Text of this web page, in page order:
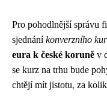
Pro pohodlnější správu
sjednáníkonverzního
eura k české koruně v
se kurz na trhu bude
chtějí mít jistotu, za